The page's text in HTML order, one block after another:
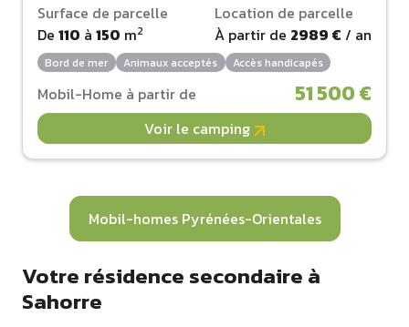
Surface de parcelle
De 110 à 150 m2
Location de parcelle
À partir de 2989 € / an
Bord de mer Animaux acceptés Accès handicapés
Mobil-Home à partir de 51 500 €
Voir le camping
Mobil-homes Pyrénées-Orientales
Votre résidence secondaire à
Sahorre